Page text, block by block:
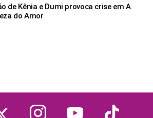
de Kênia e Dumi provoca crise em A
do Amor
instagram youtube tiktok